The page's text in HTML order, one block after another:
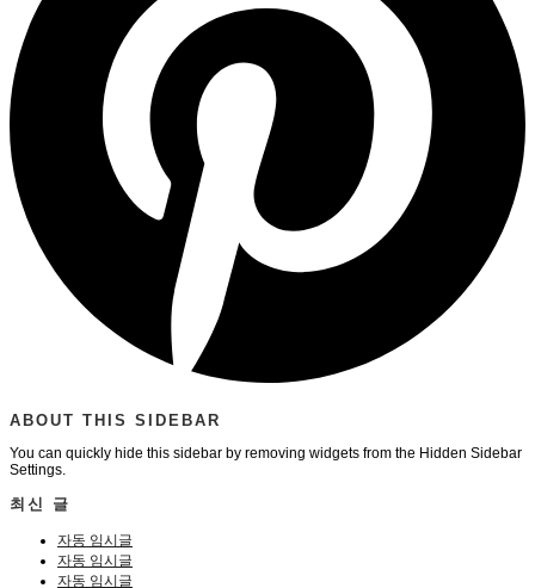
ABOUT THIS SIDEBAR
You can quickly hide this sidebar by removing widgets from the Hidden Sidebar
Settings.
최신 글
자동 임시글
자동 임시글
자동 임시글